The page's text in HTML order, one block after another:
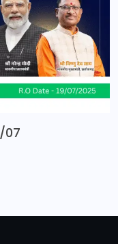
07